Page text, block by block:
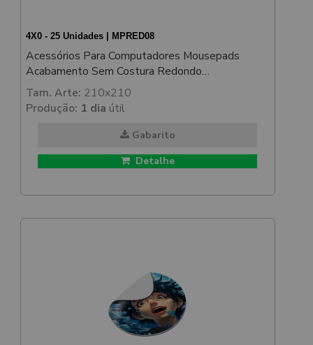
4X0 - 25 Unidades | MPRED08
Acessórios Para Computadores Mousepads
Acabamento Sem Costura Redondo
198x198mm
Tam. Arte: 210x210
Produção: 1 dia útil
Gabarito
Detalhe